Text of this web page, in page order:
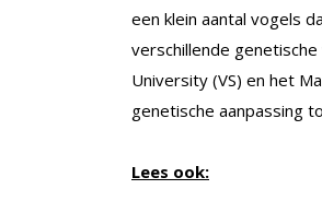
een klein aantal vogels
verschillende
University (VS) en het
genetische aanpassing
Lees ook: